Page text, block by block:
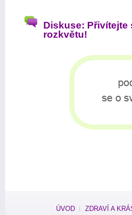
Diskuse: Přivítejte
rozkvětu!
ÚVOD ZDRAVÍ A